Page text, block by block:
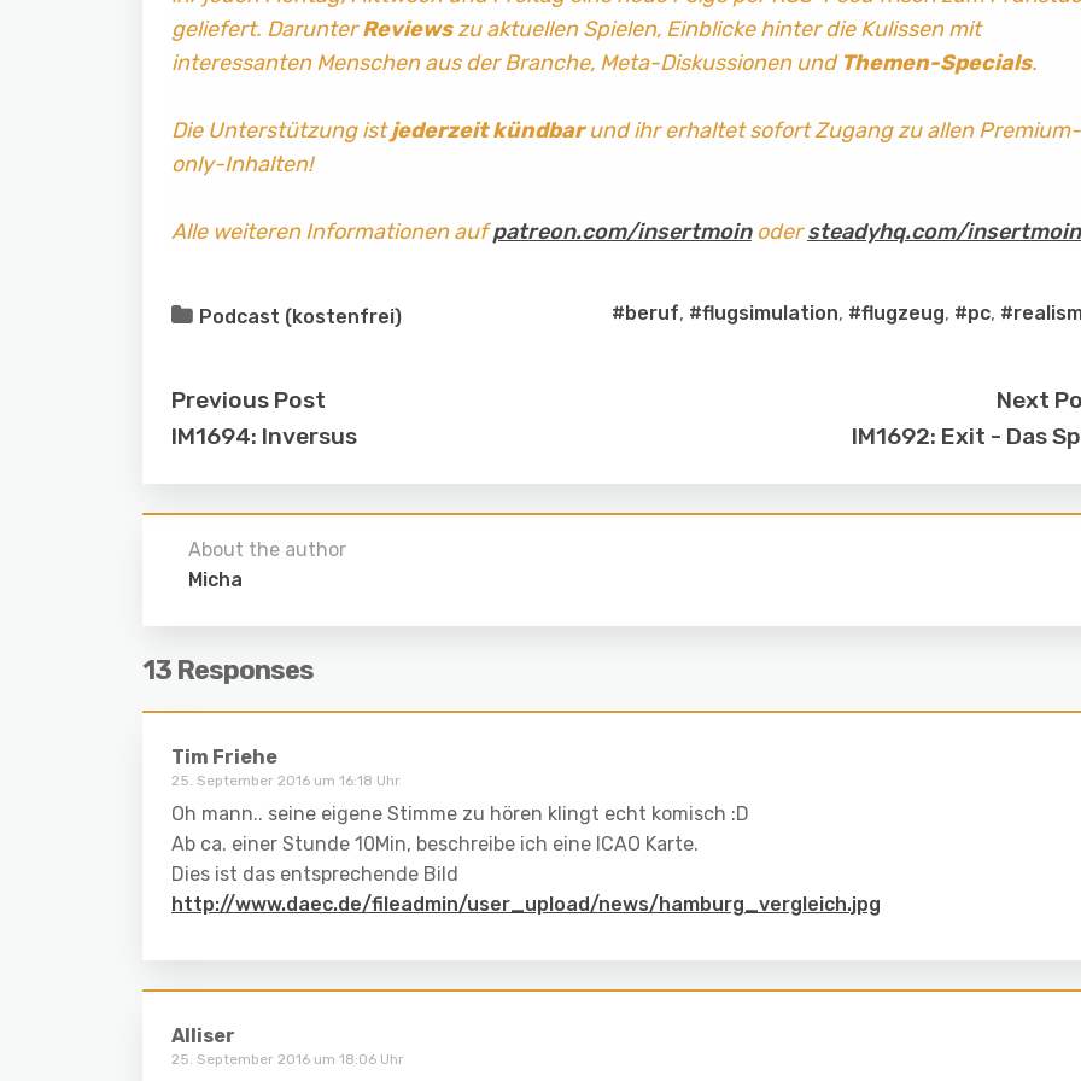
geliefert. DarunterReviewszu aktuellen Spielen, Einblicke hinter die Kulissen mit
interessanten Menschen aus der Branche, Meta-Diskussionen und Themen-Specials.
Die Unterstützung istjederzeit kündbarund ihr erhaltet sofort Zugang zu allen Premium-
only-Inhalten!
Alle weiteren Informationen aufpatreon.com/insertmoinodersteadyhq.com/insertmoin
Podcast (kostenfrei) #beruf, #flugsimulation, #flugzeug, #pc,
Previous Post
IM1694: Inversus
Next
IM1692: Exit - Das
About the author
Micha
13 Responses
Tim Friehe
25. September 2016 um 16:18 Uhr
Oh mann.. seine eigene Stimme zu hören klingt echt komisch :D
Ab ca. einer Stunde 10Min, beschreibe ich eine ICAO Karte.
Dies ist das entsprechende Bild
http://www.daec.de/fileadmin/user_upload/news/hamburg_vergleich.jpg
Alliser
25. September 2016 um 18:06 Uhr